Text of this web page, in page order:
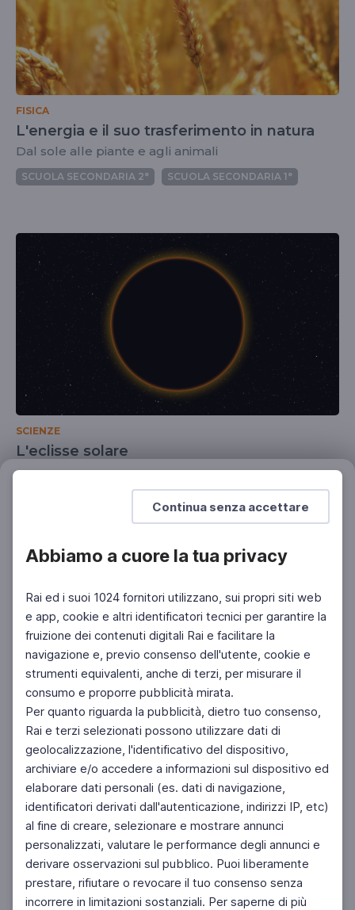
Continua senza accettare
Abbiamo a cuore la tua privacy
Rai ed i suoi 1024 fornitori utilizzano, sui propri siti web
e app, cookie e altri identificatori tecnici per garantire la
fruizione dei contenuti digitali Rai e facilitare la
navigazione e, previo consenso dell'utente, cookie e
strumenti equivalenti, anche di terzi, per misurare il
consumo e proporre pubblicità mirata.
Per quanto riguarda la pubblicità, dietro tuo consenso,
Rai e terzi selezionati possono utilizzare dati di
geolocalizzazione, l'identificativo del dispositivo,
archiviare e/o accedere a informazioni sul dispositivo ed
elaborare dati personali (es. dati di navigazione,
identificatori derivati dall'autenticazione, indirizzi IP, etc)
al fine di creare, selezionare e mostrare annunci
personalizzati, valutare le performance degli annunci e
derivare osservazioni sul pubblico. Puoi liberamente
prestare, rifiutare o revocare il tuo consenso senza
incorrere in limitazioni sostanziali. Per saperne di più
FISICA
L'energia e il suo trasferimento in natura
Dal sole alle piante e agli animali
SCUOLA SECONDARIA 2° SCUOLA SECONDARIA 1°
SCIENZE
L'eclisse solare
Sole, Luna e Terra si allineano